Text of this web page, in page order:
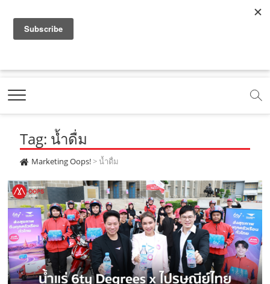
a
e
b
o
o
k
.
c
o
m
o
t
b
e
.
c
o
m
.
o
e
m
e
t
g
a
m
.
c
o
m
t
k
c
o
m
Marketing Oops!
DIGITAL | CREATIVE | ADVERTISING | CAMPAIGN |
Tag: น้ำดื่ม
Marketing Oops!> น้ำดื่ม